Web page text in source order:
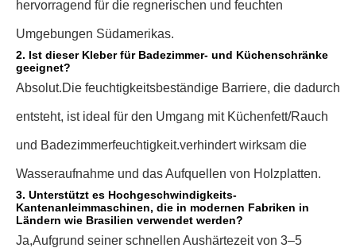
hervorragend für die regnerischen und feuchten
Umgebungen Südamerikas.
2. Ist dieser Kleber für Badezimmer- und Küchenschränke
geeignet?
Absolut.Die feuchtigkeitsbeständige Barriere, die dadurch
entsteht, ist ideal für den Umgang mit Küchenfett/Rauch
und Badezimmerfeuchtigkeit.verhindert wirksam die
Wasseraufnahme und das Aufquellen von Holzplatten.
3. Unterstützt es Hochgeschwindigkeits-
Kantenanleimmaschinen, die in modernen Fabriken in
Ländern wie Brasilien verwendet werden?
Ja,Aufgrund seiner schnellen Aushärtezeit von 3–5